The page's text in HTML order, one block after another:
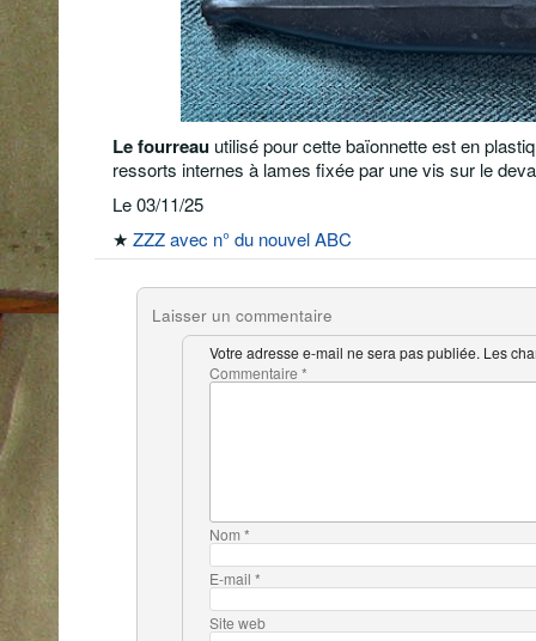
Le fourreau utilisé pour cette baïonnette est en
ressorts internes à lames fixée par une vis sur le
Le 03/11/25
★ ZZZ avec n° du nouvel ABC
Laisser un commentaire
Votre adresse e-mail ne sera pas publiée. Les
Commentaire*
Nom*
E-mail*
Site web